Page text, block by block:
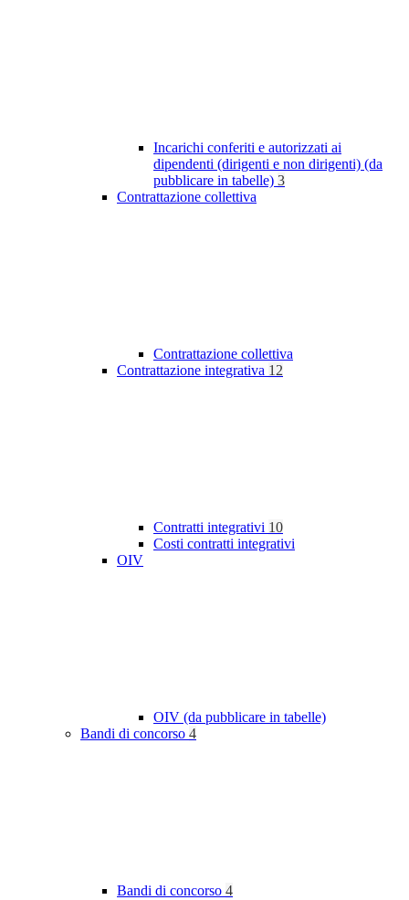
Incarichi conferiti e autorizzati ai
dipendenti (dirigenti e non dirigenti) (da
pubblicare in tabelle) 3
Contrattazione collettiva
Contrattazione collettiva
Contrattazione integrativa 12
Contratti integrativi 10
Costi contratti integrativi
OIV
OIV (da pubblicare in tabelle)
Bandi di concorso 4
Bandi di concorso 4